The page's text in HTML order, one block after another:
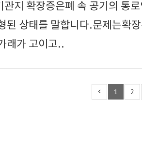
관지 확장증은폐 속 공기의 통
된 상태를 말합니다.문제는확
래가 고이고..
1 2